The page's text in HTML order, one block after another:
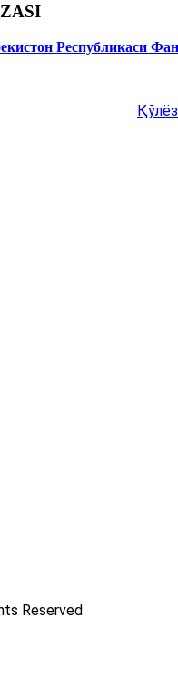
Республикаси
Reserved